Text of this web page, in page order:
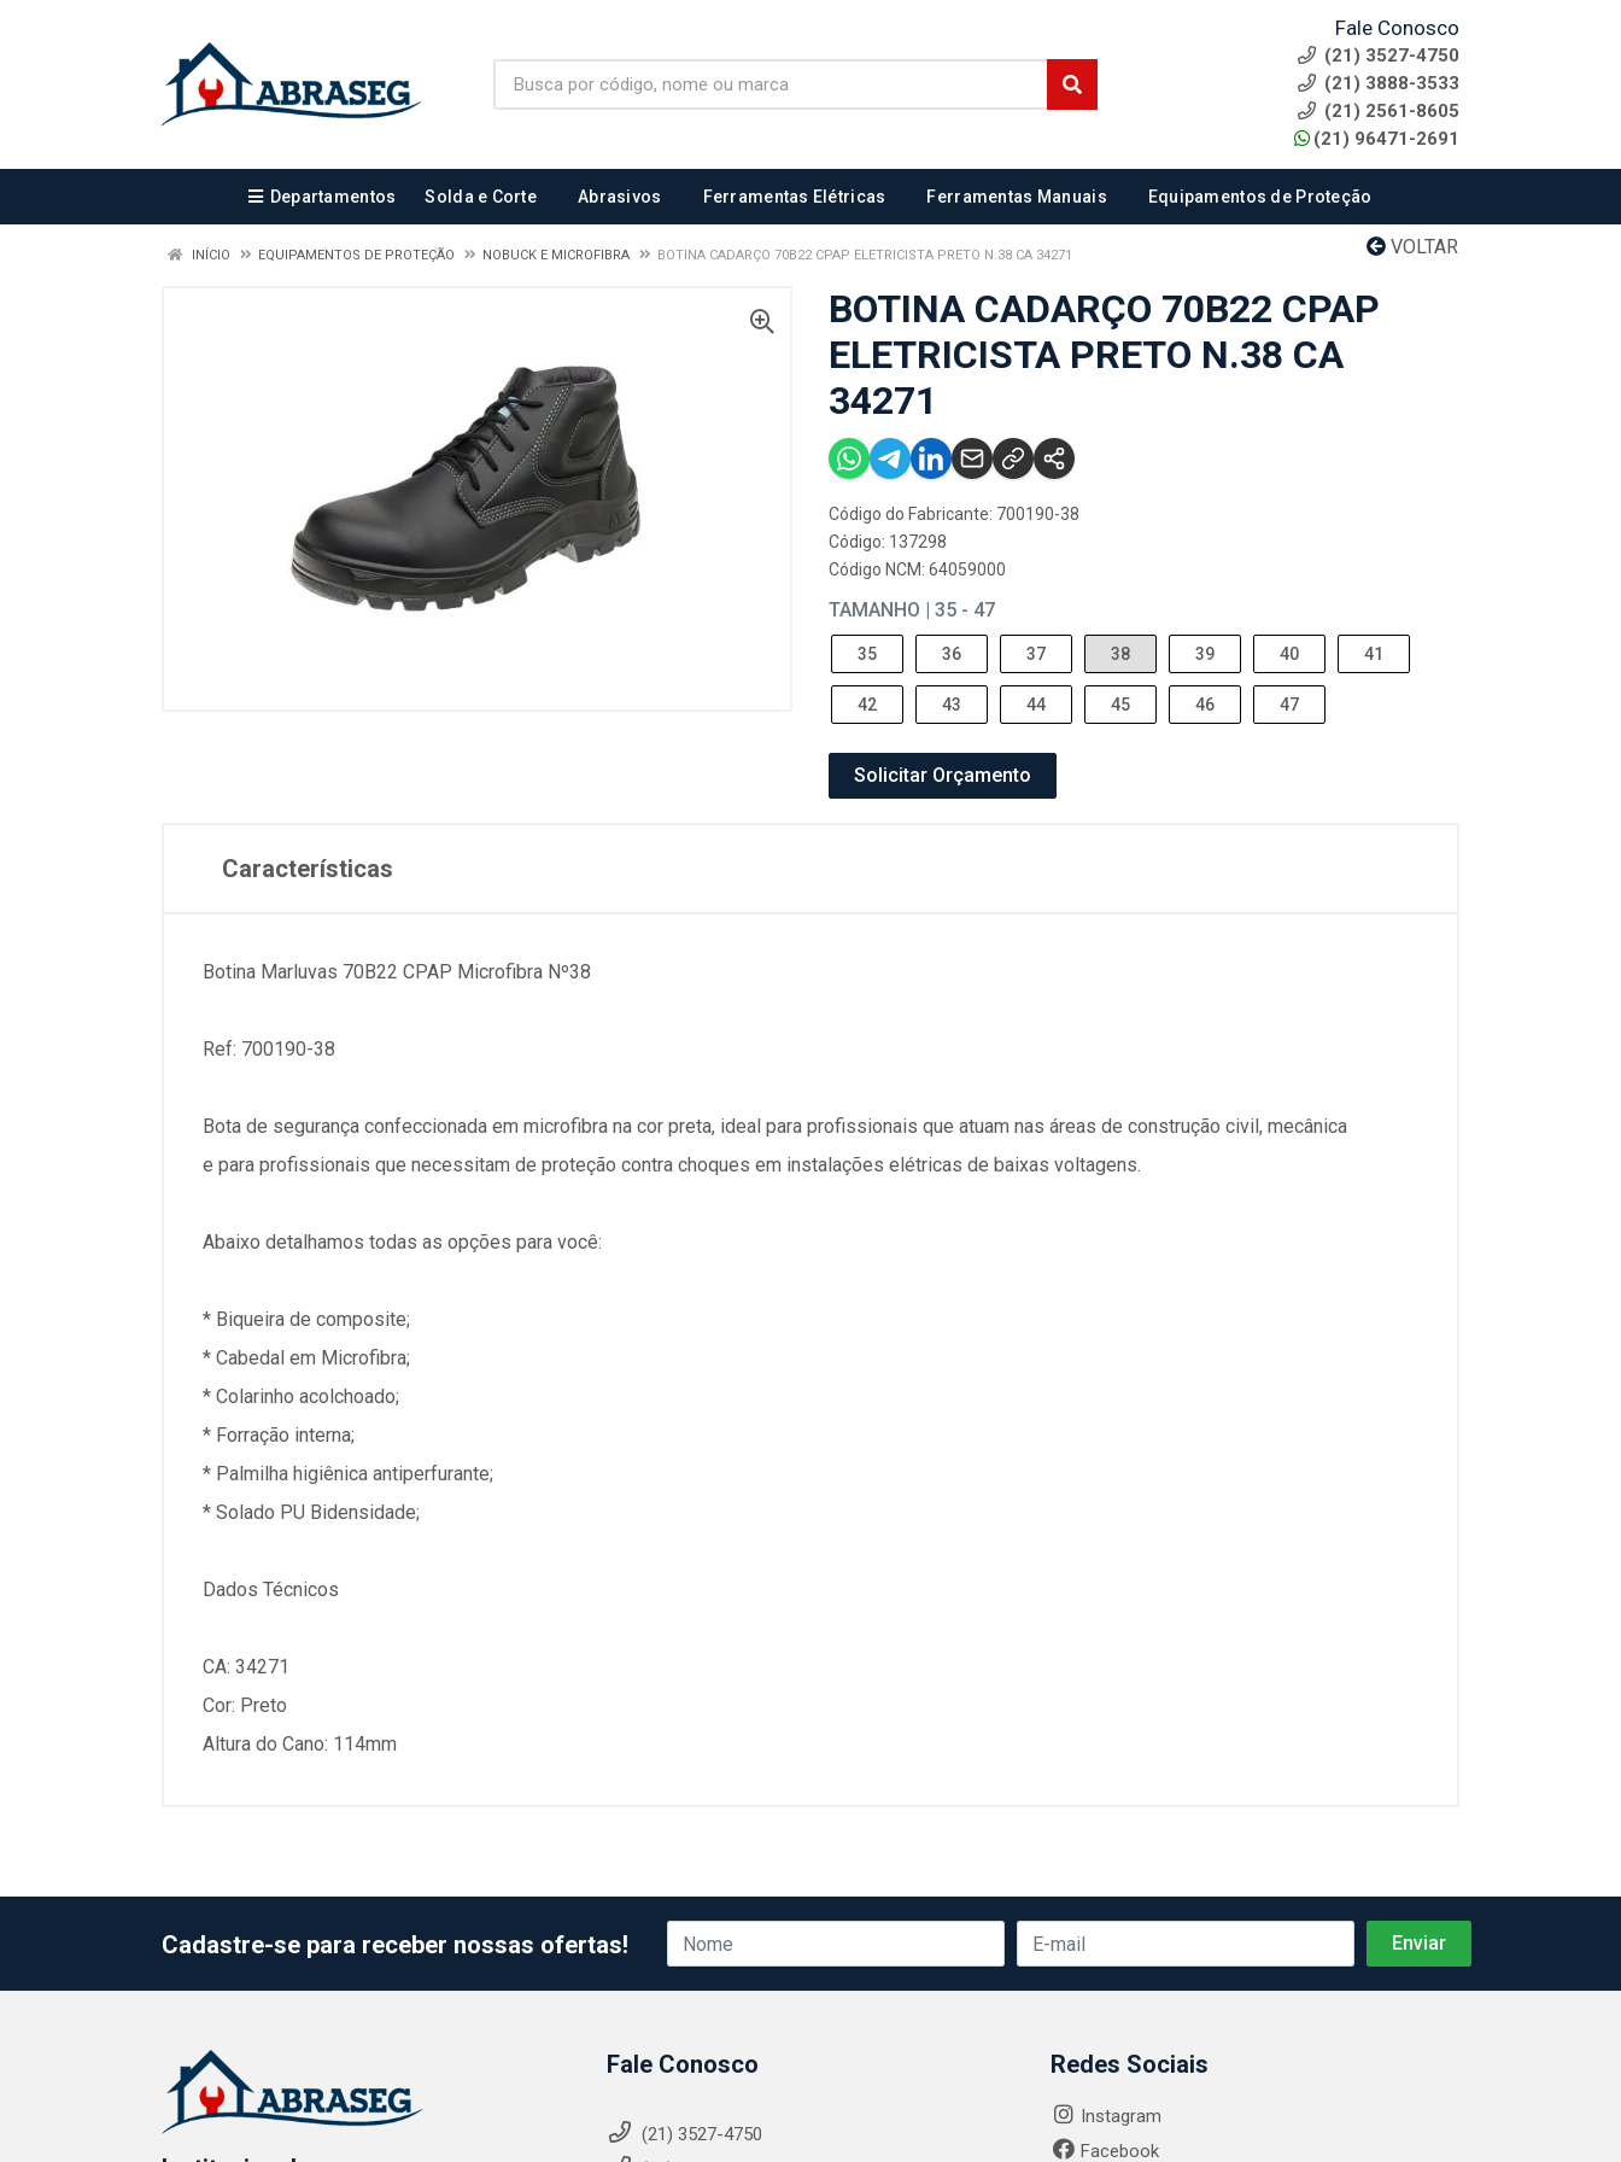
Fale Conosco
(21) 3527-4750
(21) 3888-3533
(21) 2561-8605
(21) 96471-2691
Departamentos Solda e Corte Abrasivos Ferramentas Elétricas Ferramentas Manuais Equipamentos de Proteção
VOLTAR
INÍCIO EQUIPAMENTOS DE PROTEÇÃO NOBUCK E MICROFIBRA BOTINA CADARÇO 70B22 CPAP ELETRICISTA PRETO N.38 CA 34271
BOTINA CADARÇO 70B22 CPAP
ELETRICISTA PRETO N.38 CA
34271
Código do Fabricante: 700190-38
Código: 137298
Código NCM: 64059000
TAMANHO | 35 - 47
35 36 37 38 39 40 41
42 43 44 45 46 47
Solicitar Orçamento
Características
Botina Marluvas 70B22 CPAP Microfibra Nº38
Ref: 700190-38
Bota de segurança confeccionada em microfibra na cor preta, ideal para profissionais que atuam nas áreas de construção civil, mecânica
e para profissionais que necessitam de proteção contra choques em instalações elétricas de baixas voltagens.
Abaixo detalhamos todas as opções para você:
* Biqueira de composite;
* Cabedal em Microfibra;
* Colarinho acolchoado;
* Forração interna;
* Palmilha higiênica antiperfurante;
* Solado PU Bidensidade;
Dados Técnicos
CA: 34271
Cor: Preto
Altura do Cano: 114mm
Cadastre-se para receber nossas ofertas!
Fale Conosco
(21) 3527-4750
Redes Sociais
Instagram
Facebook